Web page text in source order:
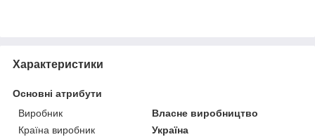
Характеристики
Основні атрибути
Виробник
Власне виробництво
Країна виробник
Україна